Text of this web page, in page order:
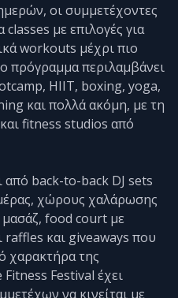
οι συμμετέχοντες
με επιλογές για
workouts μέχρι πιο
πρόγραμμα περιλαμβάνει
HIIT, boxing, yoga,
και πολλά ακόμη, με τη
fitness studios από
από back-to-back DJ sets
χώρους χαλάρωσης
food court με
raffles και giveaways που
χαρακτήρα της
Festival έχει
να κινείται με